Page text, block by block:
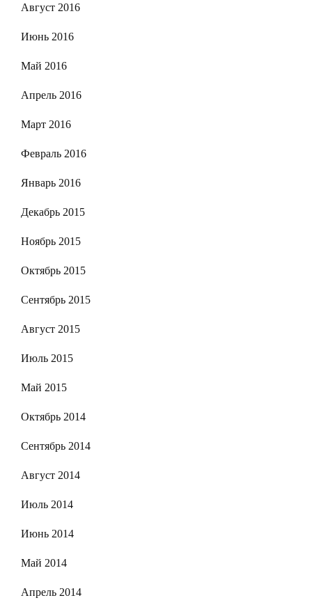
Август 2016
Июнь 2016
Май 2016
Апрель 2016
Март 2016
Февраль 2016
Январь 2016
Декабрь 2015
Ноябрь 2015
Октябрь 2015
Сентябрь 2015
Август 2015
Июль 2015
Май 2015
Октябрь 2014
Сентябрь 2014
Август 2014
Июль 2014
Июнь 2014
Май 2014
Апрель 2014